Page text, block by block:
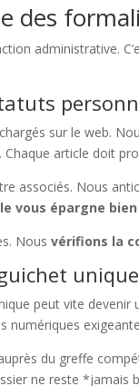
des
administrative.
sur le web.
article doit
associés. Nous
vous épargne
Nousvérifions la
unique
peut vite
numériques
du greffe
ne reste